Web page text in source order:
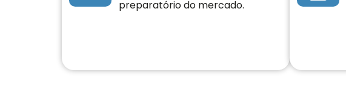
Curso Avan. de Análise de Crédito
preparatório do mercado.